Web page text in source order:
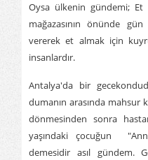
Oysa ülkenin gündemi; Et
mağazasının önünde
vererek et almak için
insanlardır.
Antalya'da bir
dumanın arasında
dönmesinden sonra
yaşındaki çocuğun
demesidir asıl gündem.